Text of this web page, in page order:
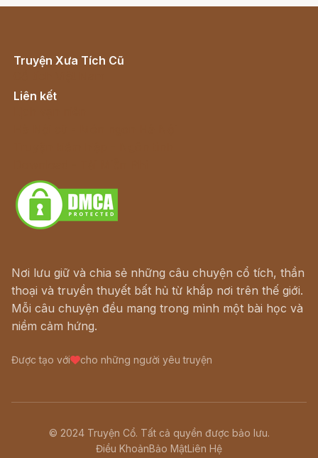
Truyện Xưa Tích Cũ
Liên kết
Nơi lưu giữ và chia sẻ những câu chuyện cổ tích, thần
thoại và truyền thuyết bất hủ từ khắp nơi trên thế giới.
Mỗi câu chuyện đều mang trong mình một bài học và
niềm cảm hứng.
Được tạo với cho những người yêu truyện
© 2024 Truyện Cổ. Tất cả quyền được bảo lưu.
Điều KhoảnBảo MậtLiên Hệ